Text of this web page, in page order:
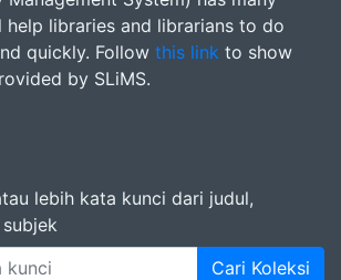
libraries and librarians to do
quickly. Follow this link to show
by SLiMS.
lebih kata kunci dari judul,
Cari Koleksi